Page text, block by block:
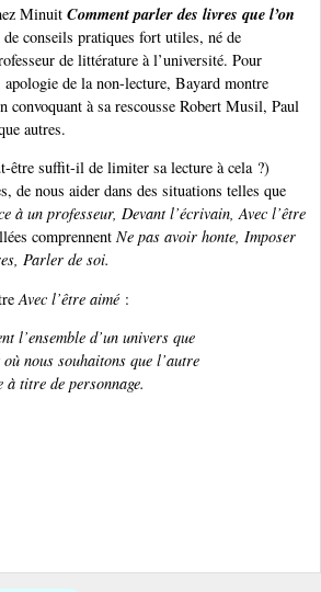
Minuit Comment parler des livres que l’on
conseils pratiques fort utiles, né de
de littérature à l’université. Pour
de la non-lecture, Bayard montre
convoquant à sa rescousse Robert Musil, Paul
autres.
être suffit-il de limiter sa lecture à cela ?)
de nous aider dans des situations telles que
à un professeur, Devant l’écrivain, Avec l’être
comprennent Ne pas avoir honte, Imposer
Parler de soi.
Avec l’être aimé:
l’ensemble d’un univers que
nous souhaitons que l’autre
titre de personnage.